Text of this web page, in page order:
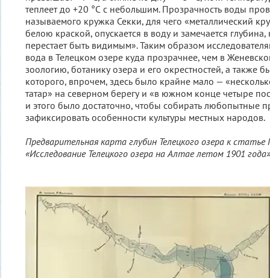
теплеет до +20 °С с небольшим. Прозрачность воды
называемого кружка Секки, для чего «металлический
белою краской, опускается в воду и замечается
перестает быть видимым». Таким образом
вода в Телецком озере куда прозрачнее, чем в
зоологию, ботанику озера и его окрестностей, а также
которого, впрочем, здесь было крайне мало —
татар» на северном берегу и «в южном конце четыре
и этого было достаточно, чтобы собирать любопытные
зафиксировать особенности культуры местных народов.
Предварительная карта глубин Телецкого озера к статье
«Исследование Телецкого озера на Алтае летом 1901